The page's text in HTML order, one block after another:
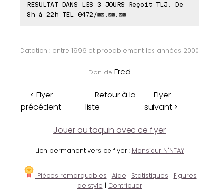
RESULTAT DANS LES 3 JOURS Reçoit TLJ. De
8h à 22h TEL 0472/⊠⊠.⊠⊠.⊠⊠
Datation : entre 1996 et probablement les années 2000
Don de Fred
< Flyer
précédent
Retour à la
liste
Flyer
suivant >
Jouer au taquin avec ce flyer
Lien permanent vers ce flyer : Monsieur N'NTAY
Pièces remarquables | Aide | Statistiques | Figures
de style | Contribuer